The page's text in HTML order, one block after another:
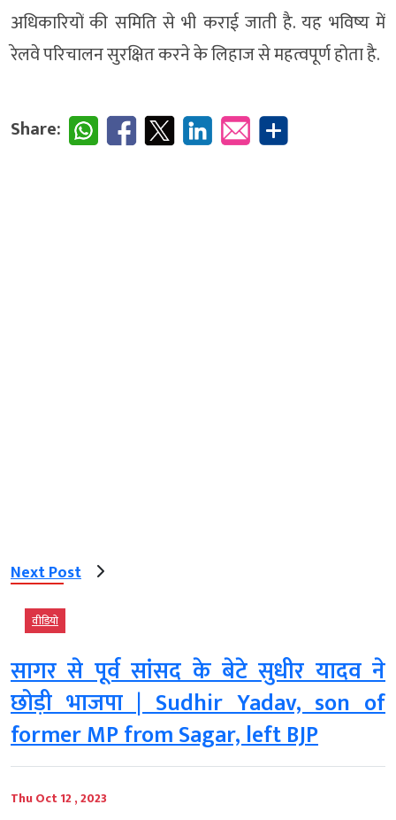
अधिकारियों की समिति से भी कराई जाती है. यह भविष्य में
रेलवे परिचालन सुरक्षित करने के लिहाज से महत्वपूर्ण होता है.
Share:
Next Post
वीडियो
सागर से पूर्व सांसद के बेटे सुधीर यादव ने
छोड़ी भाजपा | Sudhir Yadav, son of
former MP from Sagar, left BJP
Thu Oct 12 , 2023